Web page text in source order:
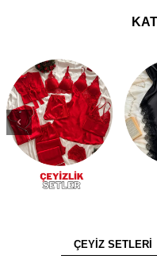
ÇEYİZ SETLERİ